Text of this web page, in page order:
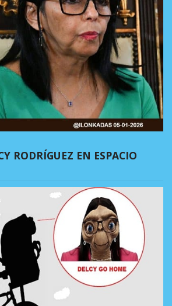
RODRÍGUEZ EN ESPACIO